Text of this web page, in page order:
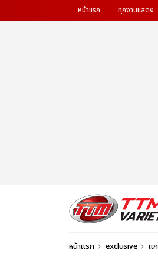
หน้าแรก ทุกงานแสดง
หน้าแรก exclusive แ